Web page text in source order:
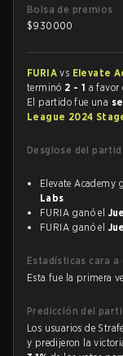
Bolsa de premios
$930000
FURIAvs Elevate
terminó 2 - 1 a favor
El partido fue una
League 2024
Desglose del
Elevate Academy
Labs
FURIA ganó el
FURIA ganó el
Estadísticas cara a
Esta fue la primera
Predicción del
Los usuarios de
y predijeron la